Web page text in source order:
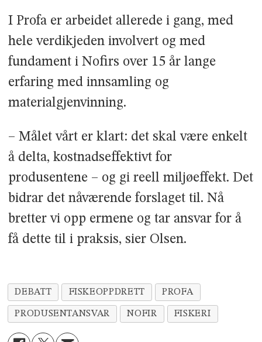
I Profa er arbeidet allerede i gang, med
hele verdikjeden involvert og med
fundament i Nofirs over 15 år lange
erfaring med innsamling og
materialgjenvinning.
– Målet vårt er klart: det skal være enkelt
å delta, kostnadseffektivt for
produsentene – og gi reell miljøeffekt. Det
bidrar det nåværende forslaget til. Nå
bretter vi opp ermene og tar ansvar for å
få dette til i praksis, sier Olsen.
DEBATT FISKEOPPDRETT PROFA
PRODUSENTANSVAR NOFIR FISKERI